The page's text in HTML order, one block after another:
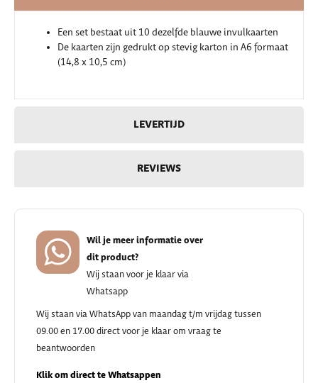
LEVERTIJD
REVIEWS
Een set bestaat uit 10 dezelfde blauwe invulkaarten
De kaarten zijn gedrukt op stevig karton in A6 formaat
(14,8 x 10,5 cm)
Wil je meer informatie over
dit product?
Wij staan voor je klaar via
Whatsapp
Wij staan via WhatsApp van maandag t/m vrijdag tussen
09.00 en 17.00 direct voor je klaar om vraag te
beantwoorden
Klik om direct te Whatsappen